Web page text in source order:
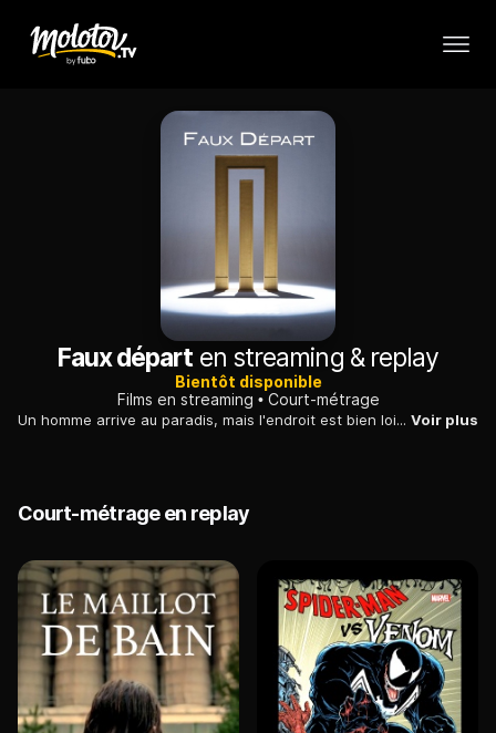
Faux départen streaming & replay
Bientôt disponible
Films en streaming
Court-métrage
Un homme arrive au paradis, mais l'endroit est bien loin de ce qu'il s'était imaginé vivant. Voir plus
Court-métrage en replay